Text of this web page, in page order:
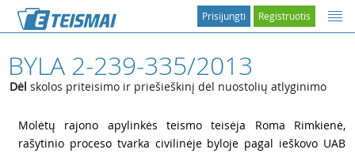
Registruotis
Prisijungti
BYLA 2-239-335/2013
Dėl skolos priteisimo ir priešieškinį dėl nuostolių atlyginimo
Molėtų rajono apylinkės teismo teisėja Roma Rimkienė,
rašytinio proceso tvarka civilinėje byloje pagal ieškovo UAB